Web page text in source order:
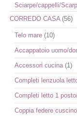
Sciarpe/cappelli/
CORREDO CASA (56)
Telo mare (10)
Accappatoio uomo/
Accessori cucina (1)
Completi lenzuola
Completi letto 1
Coppia federe cuscino